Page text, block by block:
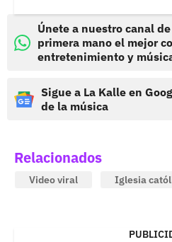
Únete a nuestro canal
primera mano el mejor
entretenimiento y
Sigue a La Kalle en
de la música
Relacionados
Video viral Iglesia